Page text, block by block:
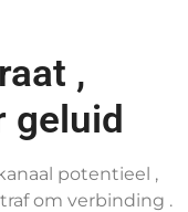
,
geluid
potentieel ,
om verbinding .